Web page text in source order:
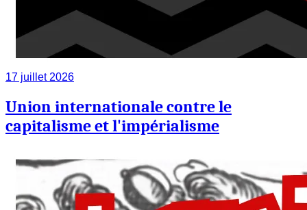
17 juillet 2026
Union internationale contre le
capitalisme et l'impérialisme